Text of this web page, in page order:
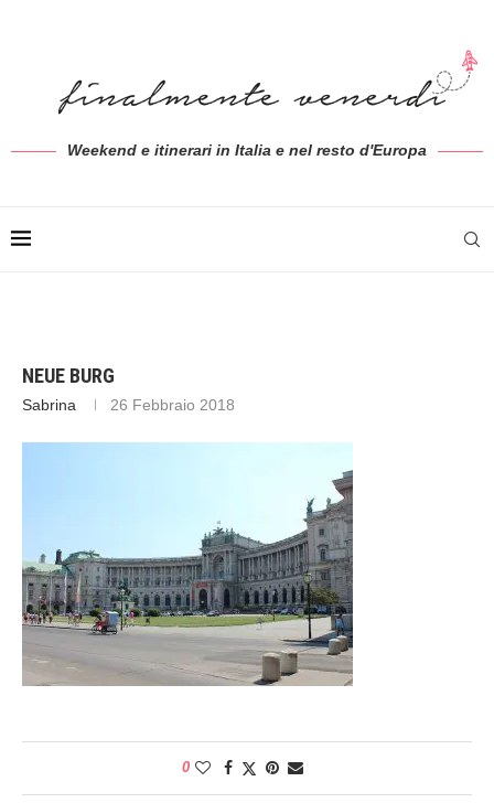
Weekend e itinerari in Italia e nel resto d'Europa
NEUE BURG
Sabrina 26 Febbraio 2018
0